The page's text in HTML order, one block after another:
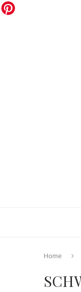
Home